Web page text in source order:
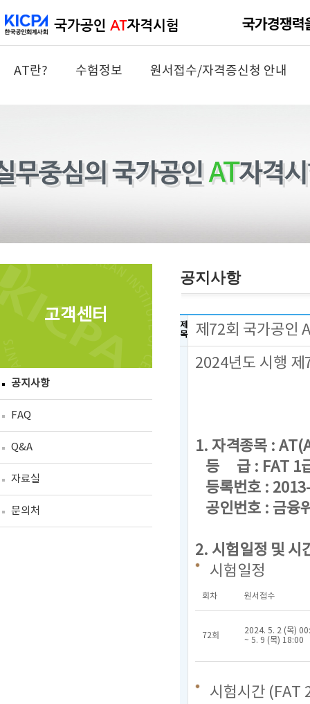
AT란? 수험정보 원서접수/자격증신청 안내
고객센터
공지사항
FAQ
Q&A
자료실
문의처
공지사항
제
목
제72회 국가공인
2024년도 시행 제
1. 자격종목 :
등 급 : FAT 1
등록번호 :
공인번호 : 금융
2. 시험일정 및 시
시험일정
회차 원서접수
72회
2024. 5. 2 (목)
~ 5. 9 (목) 18:00
시험시간 (FAT